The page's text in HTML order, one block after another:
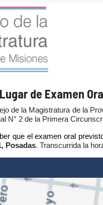
de Examen
de la Magistratura de la
N° 2 de la Primera
que el examen oral
, Posadas. Transcurrida la